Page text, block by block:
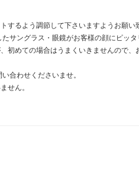
するよう調節して下さいますようお願い
サングラス・眼鏡がお客様の顔にピッタ
めての場合はうまくいきませんので、
合わせくださいませ。
せん。